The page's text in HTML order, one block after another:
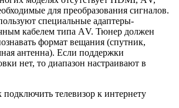
для преобразования сигналов.
специальные адаптеры-
кабелем типа АV. Тюнер должен
формат вещания (спутник,
антенна). Если поддержки
нет, то диапазон настраивают в
подключить телевизор к интернету